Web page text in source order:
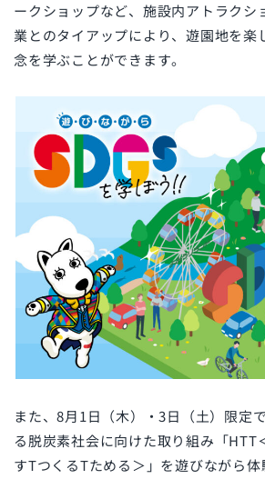
ークショップなど、施設内アトラクシ
業とのタイアップにより、遊園地を楽
念を学ぶことができます。
また、8月1日（木）・3日（土）限定
る脱炭素社会に向けた取り組み「HTT
すTつくるTためる＞」を遊びながら